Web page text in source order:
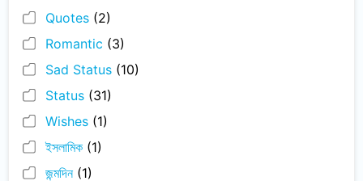
Quotes (2)
Romantic (3)
Sad Status (10)
Status (31)
Wishes (1)
ইসলামিক (1)
জন্মদিন (1)